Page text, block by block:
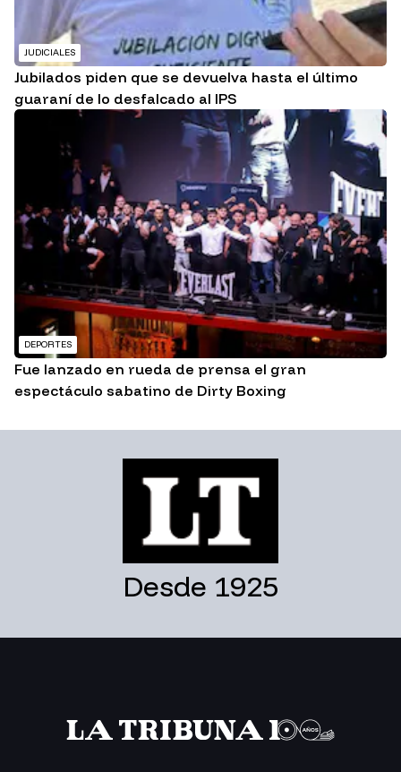
JUDICIALES
Jubilados piden que se devuelva hasta el último
guaraní de lo desfalcado al IPS
DEPORTES
Fue lanzado en rueda de prensa el gran
espectáculo sabatino de Dirty Boxing
Desde 1925